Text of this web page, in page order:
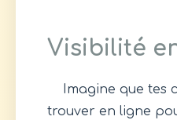
Visibilité
Imagine que tes
trouver en ligne